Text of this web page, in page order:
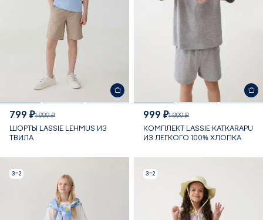
799 ₽1 999 ₽
ШОРТЫ LASSIE LEHMUS ИЗ
ТВИЛА
999 ₽1 999 ₽
КОМПЛЕКТ LASSIE KATKARAPU
ИЗ ЛЕГКОГО 100% ХЛОПКА
3=2 3=2